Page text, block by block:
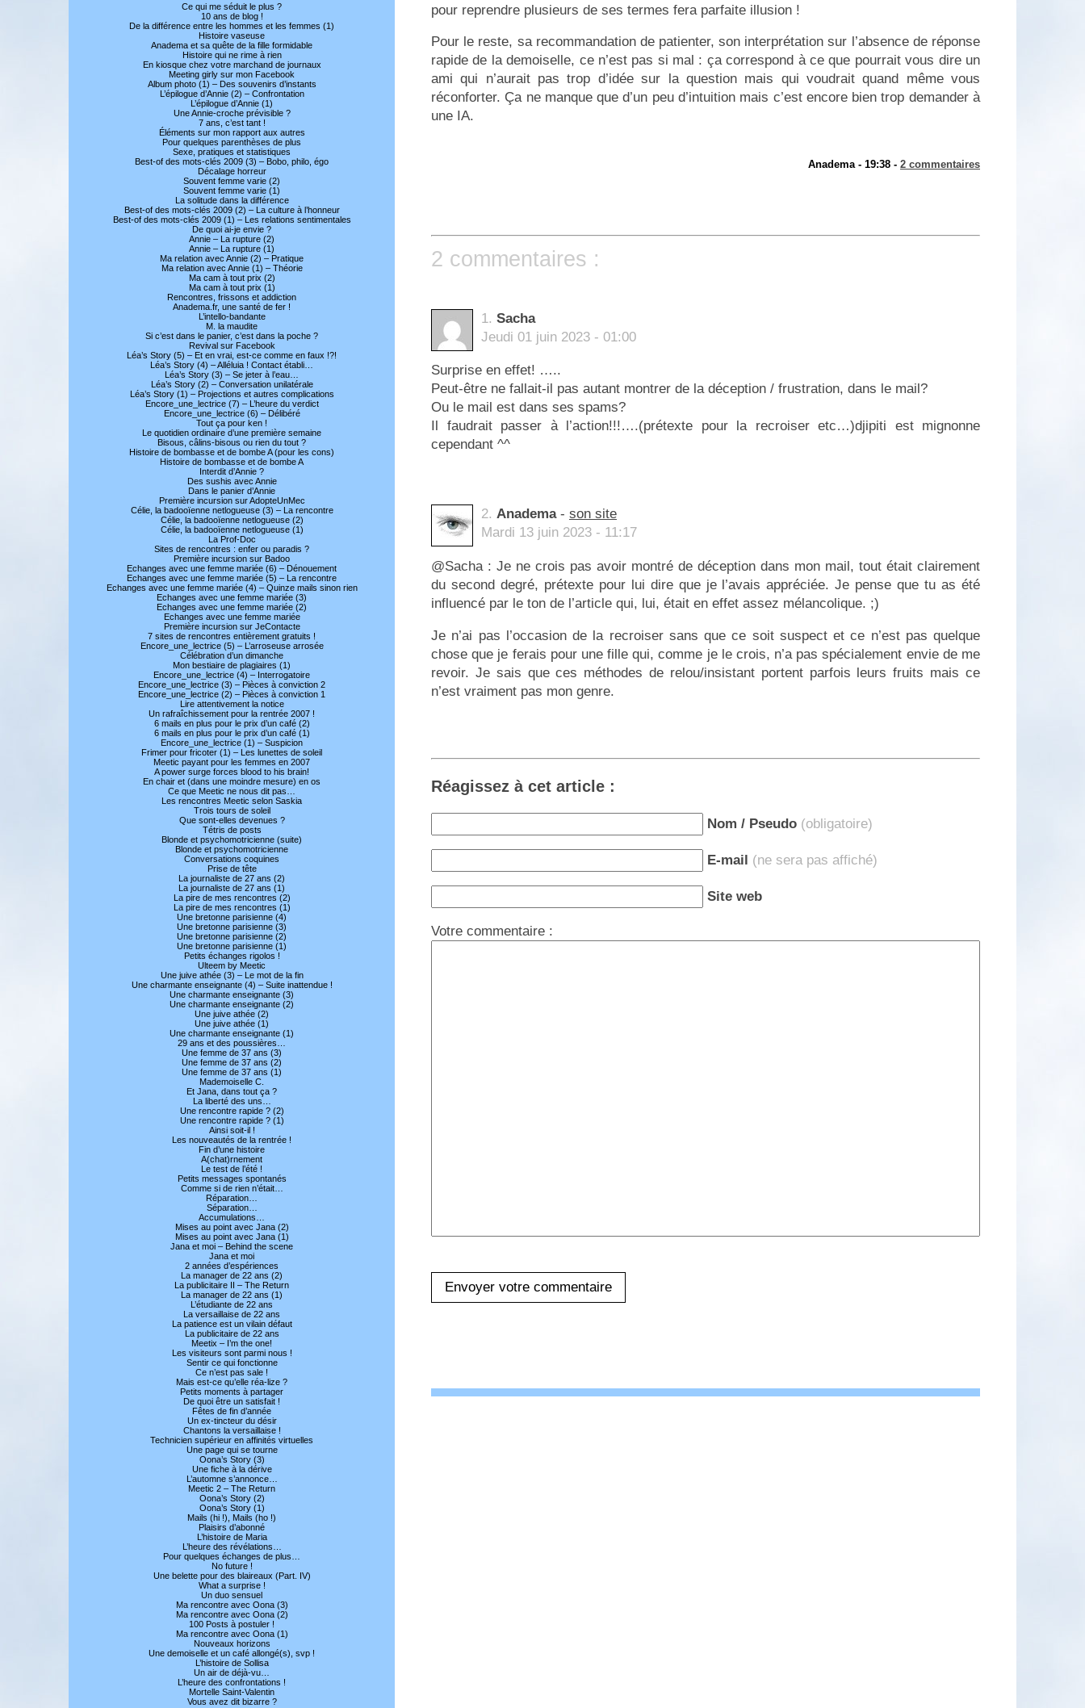
Ce qui me séduit le plus ?
10 ans de blog !
De la différence entre les hommes et les femmes (1)
Histoire vaseuse
Anadema et sa quête de la fille formidable
Histoire qui ne rime à rien
En kiosque chez votre marchand de journaux
Meeting girly sur mon Facebook
Album photo (1) – Des souvenirs d’instants
L’épilogue d’Annie (2) – Confrontation
L’épilogue d’Annie (1)
Une Annie-croche prévisible ?
7 ans, c’est tant !
Éléments sur mon rapport aux autres
Pour quelques parenthèses de plus
Sexe, pratiques et statistiques
Best-of des mots-clés 2009 (3) – Bobo, philo, égo
Décalage horreur
Souvent femme varie (2)
Souvent femme varie (1)
La solitude dans la différence
Best-of des mots-clés 2009 (2) – La culture à l’honneur
Best-of des mots-clés 2009 (1) – Les relations sentimentales
De quoi ai-je envie ?
Annie – La rupture (2)
Annie – La rupture (1)
Ma relation avec Annie (2) – Pratique
Ma relation avec Annie (1) – Théorie
Ma cam à tout prix (2)
Ma cam à tout prix (1)
Rencontres, frissons et addiction
Anadema.fr, une santé de fer !
L’intello-bandante
M. la maudite
Si c’est dans le panier, c’est dans la poche ?
Revival sur Facebook
Léa’s Story (5) – Et en vrai, est-ce comme en faux !?!
Léa’s Story (4) – Alléluia ! Contact établi…
Léa’s Story (3) – Se jeter à l’eau…
Léa’s Story (2) – Conversation unilatérale
Léa’s Story (1) – Projections et autres complications
Encore_une_lectrice (7) – L’heure du verdict
Encore_une_lectrice (6) – Délibéré
Tout ça pour ken !
Le quotidien ordinaire d’une première semaine
Bisous, câlins-bisous ou rien du tout ?
Histoire de bombasse et de bombe A (pour les cons)
Histoire de bombasse et de bombe A
Interdit d’Annie ?
Des sushis avec Annie
Dans le panier d’Annie
Première incursion sur AdopteUnMec
Célie, la badooïenne netlogueuse (3) – La rencontre
Célie, la badooïenne netlogueuse (2)
Célie, la badooïenne netlogueuse (1)
La Prof-Doc
Sites de rencontres : enfer ou paradis ?
Première incursion sur Badoo
Echanges avec une femme mariée (6) – Dénouement
Echanges avec une femme mariée (5) – La rencontre
Echanges avec une femme mariée (4) – Quinze mails sinon rien
Echanges avec une femme mariée (3)
Echanges avec une femme mariée (2)
Echanges avec une femme mariée
Première incursion sur JeContacte
7 sites de rencontres entièrement gratuits !
Encore_une_lectrice (5) – L’arroseuse arrosée
Célébration d’un dimanche
Mon bestiaire de plagiaires (1)
Encore_une_lectrice (4) – Interrogatoire
Encore_une_lectrice (3) – Pièces à conviction 2
Encore_une_lectrice (2) – Pièces à conviction 1
Lire attentivement la notice
Un rafraîchissement pour la rentrée 2007 !
6 mails en plus pour le prix d’un café (2)
6 mails en plus pour le prix d’un café (1)
Encore_une_lectrice (1) – Suspicion
Frimer pour fricoter (1) – Les lunettes de soleil
Meetic payant pour les femmes en 2007
A power surge forces blood to his brain!
En chair et (dans une moindre mesure) en os
Ce que Meetic ne nous dit pas…
Les rencontres Meetic selon Saskia
Trois tours de soleil
Que sont-elles devenues ?
Tétris de posts
Blonde et psychomotricienne (suite)
Blonde et psychomotricienne
Conversations coquines
Prise de tête
La journaliste de 27 ans (2)
La journaliste de 27 ans (1)
La pire de mes rencontres (2)
La pire de mes rencontres (1)
Une bretonne parisienne (4)
Une bretonne parisienne (3)
Une bretonne parisienne (2)
Une bretonne parisienne (1)
Petits échanges rigolos !
Ulteem by Meetic
Une juive athée (3) – Le mot de la fin
Une charmante enseignante (4) – Suite inattendue !
Une charmante enseignante (3)
Une charmante enseignante (2)
Une juive athée (2)
Une juive athée (1)
Une charmante enseignante (1)
29 ans et des poussières…
Une femme de 37 ans (3)
Une femme de 37 ans (2)
Une femme de 37 ans (1)
Mademoiselle C.
Et Jana, dans tout ça ?
La liberté des uns…
Une rencontre rapide ? (2)
Une rencontre rapide ? (1)
Ainsi soit-il !
Les nouveautés de la rentrée !
Fin d’une histoire
A(chat)rnement
Le test de l’été !
Petits messages spontanés
Comme si de rien n’était…
Réparation…
Séparation…
Accumulations…
Mises au point avec Jana (2)
Mises au point avec Jana (1)
Jana et moi – Behind the scene
Jana et moi
2 années d’espériences
La manager de 22 ans (2)
La publicitaire II – The Return
La manager de 22 ans (1)
L’étudiante de 22 ans
La versaillaise de 22 ans
La patience est un vilain défaut
La publicitaire de 22 ans
Meetix – I’m the one!
Les visiteurs sont parmi nous !
Sentir ce qui fonctionne
Ce n’est pas sale !
Mais est-ce qu’elle réa-lize ?
Petits moments à partager
De quoi être un satisfait !
Fêtes de fin d’année
Un ex-tincteur du désir
Chantons la versaillaise !
Technicien supérieur en affinités virtuelles
Une page qui se tourne
Oona’s Story (3)
Une fiche à la dérive
L’automne s’annonce…
Meetic 2 – The Return
Oona’s Story (2)
Oona’s Story (1)
Mails (hi !), Mails (ho !)
Plaisirs d’abonné
L’histoire de Maria
L’heure des révélations…
Pour quelques échanges de plus…
No future !
Une belette pour des blaireaux (Part. IV)
What a surprise !
Un duo sensuel
Ma rencontre avec Oona (3)
Ma rencontre avec Oona (2)
100 Posts à postuler !
Ma rencontre avec Oona (1)
Nouveaux horizons
Une demoiselle et un café allongé(s), svp !
L’histoire de Sollisa
Un air de déjà-vu…
L’heure des confrontations !
Mortelle Saint-Valentin
Vous avez dit bizarre ?
pour reprendre plusieurs de ses termes fera parfaite illusion !
Pour le reste, sa recommandation de patienter, son interprétation sur l’absence de réponse
rapide de la demoiselle, ce n’est pas si mal : ça correspond à ce que pourrait vous dire un
ami qui n’aurait pas trop d’idée sur la question mais qui voudrait quand même vous
réconforter. Ça ne manque que d’un peu d’intuition mais c’est encore bien trop demander à
une IA.
Anadema - 19:38 - 2 commentaires
2 commentaires :
1. Sacha
Jeudi 01 juin 2023 - 01:00
Surprise en effet! …..
Peut-être ne fallait-il pas autant montrer de la déception / frustration, dans le mail?
Ou le mail est dans ses spams?
Il faudrait passer à l’action!!!….(prétexte pour la recroiser etc…)djipiti est mignonne
cependant ^^
2. Anadema- son site
Mardi 13 juin 2023 - 11:17
@Sacha : Je ne crois pas avoir montré de déception dans mon mail, tout était clairement
du second degré, prétexte pour lui dire que je l’avais appréciée. Je pense que tu as été
influencé par le ton de l’article qui, lui, était en effet assez mélancolique. ;)
Je n’ai pas l’occasion de la recroiser sans que ce soit suspect et ce n’est pas quelque
chose que je ferais pour une fille qui, comme je le crois, n’a pas spécialement envie de me
revoir. Je sais que ces méthodes de relou/insistant portent parfois leurs fruits mais ce
n’est vraiment pas mon genre.
Réagissez à cet article :
Nom / Pseudo (obligatoire)
E-mail (ne sera pas affiché)
Site web
Votre commentaire :